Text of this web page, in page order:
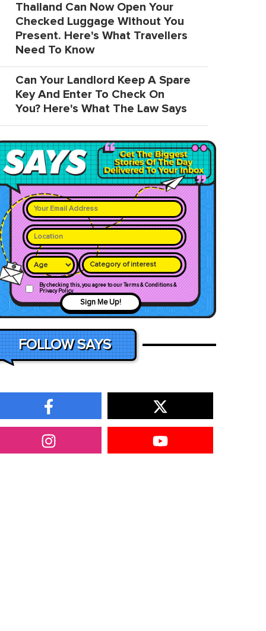
Thailand Can Now Open Your
Checked Luggage Without You
Present. Here's What Travellers
Need To Know
Can Your Landlord Keep A Spare
Key And Enter To Check On
You? Here's What The Law Says
Category of interest
By checking this, you agree to our Terms & Conditions &
Privacy Policy
Sign Me Up!
FOLLOW SAYS